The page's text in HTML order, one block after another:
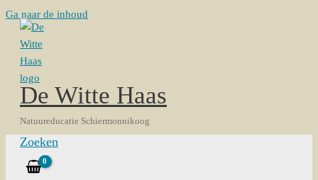
Ga naar de inhoud
De Witte Haas
Natuureducatie Schiermonnikoog
Zoeken